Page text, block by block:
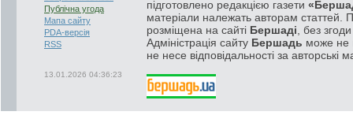
Публічна угода
Мапа сайту
PDA-версія
RSS
13.01.2026 04:36:23
підготовлено редакцією газети
матеріали належать авторам статтей.
розміщена на сайті Бершаді , без
Адміністрація сайту Бершадь може не
не несе відповідальності за авторські